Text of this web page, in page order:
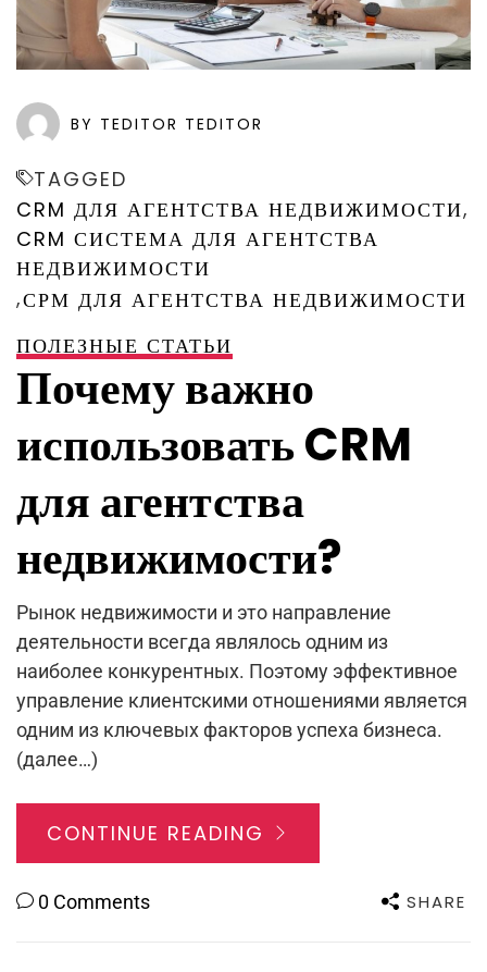
BY TEDITOR TEDITOR
TAGGED
CRM ДЛЯ АГЕНТСТВА НЕДВИЖИМОСТИ,
CRM СИСТЕМА ДЛЯ АГЕНТСТВА
НЕДВИЖИМОСТИ
,СРМ ДЛЯ АГЕНТСТВА НЕДВИЖИМОСТИ
ПОЛЕЗНЫЕ СТАТЬИ
Почему важно
использовать CRM
для агентства
недвижимости?
Рынок недвижимости и это направление
деятельности всегда являлось одним из
наиболее конкурентных. Поэтому эффективное
управление клиентскими отношениями является
одним из ключевых факторов успеха бизнеса.
(далее…)
CONTINUE READING
0 Comments SHARE